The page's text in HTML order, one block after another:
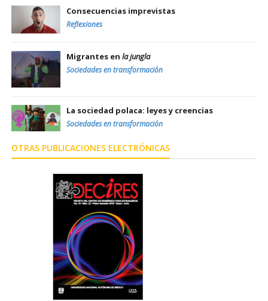
Consecuencias imprevistas
Reflexiones
Migrantes en la jungla
Sociedades en transformación
La sociedad polaca: leyes y creencias
Sociedades en transformación
OTRAS PUBLICACIONES ELECTRÓNICAS